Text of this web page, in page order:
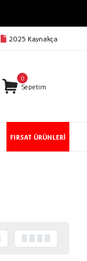
2025 Kaynakça
0
Sepetim
FIRSAT ÜRÜNLERİ